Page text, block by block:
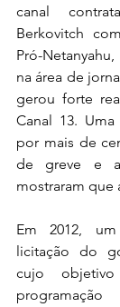
canal
Berkovitch
Pró-
na área de
gerou forte
Canal 13.
por mais de
de greve e
mostraram que
Em 2012,
licitação do
cujo